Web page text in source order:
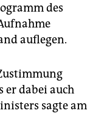
des
auflegen.
er dabei auch
sagte am